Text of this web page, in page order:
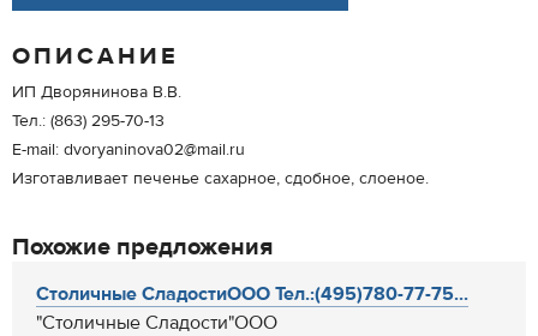
ОПИСАНИЕ
ИП Дворянинова В.В.
Тел.: (863) 295-70-13
E-mail: dvoryaninova02@mail.ru
Изготавливает печенье сахарное, сдобное, слоеное.
Похожие предложения
Столичные СладостиOOO Тел.:(495)780-77-75...
"Столичные Сладости"OOO